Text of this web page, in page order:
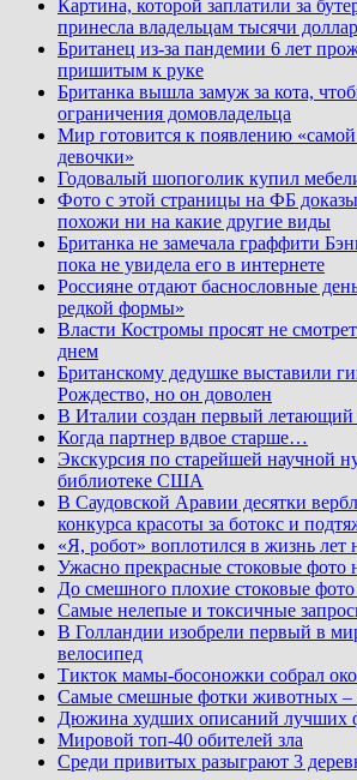
Картина, которой заплатили за
принесла владельцам тысячи
Британец из-за пандемии 6 лет
пришитым к руке
Британка вышла замуж за кота,
ограничения домовладельца
Мир готовится к появлению
девочки»
Годовалый шопоголик купил
Фото с этой страницы на ФБ
похожи ни на какие другие виды
Британка не замечала граффити
пока не увидела его в интернете
Россияне отдают баснословные
редкой формы»
Власти Костромы просят не
днем
Британскому дедушке выставили
Рождество, но он доволен
В Италии создан первый летающий
Когда партнер вдвое старше…
Экскурсия по старейшей научной
библиотеке США
В Саудовской Аравии десятки
конкурса красоты за ботокс и
«Я, робот» воплотился в жизнь лет
Ужасно прекрасные стоковые фото
До смешного плохие стоковые
Самые нелепые и токсичные
В Голландии изобрели первый в
велосипед
Тикток мамы-босоножки собрал
Самые смешные фотки животных –
Дюжина худших описаний лучших
Мировой топ-40 обителей зла
Среди привитых разыграют 3